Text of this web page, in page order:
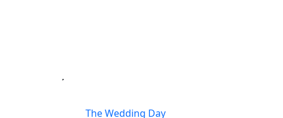
The Wedding Day